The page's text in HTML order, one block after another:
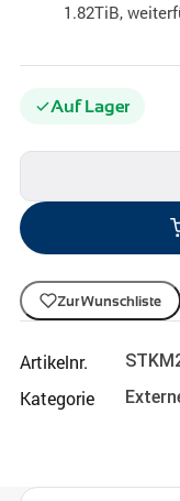
1.82TiB,
Auf Lager
Zur Wunschliste
Artikelnr.
Kategorie